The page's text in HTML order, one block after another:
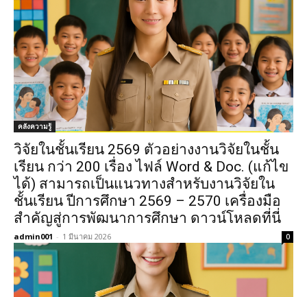
คลังความรู้
วิจัยในชั้นเรียน 2569 ตัวอย่างงานวิจัยในชั้น
เรียน กว่า 200 เรื่อง ไฟล์ Word & Doc. (แก้ไข
ได้) สามารถเป็นแนวทางสำหรับงานวิจัยใน
ชั้นเรียน ปีการศึกษา 2569 – 2570 เครื่องมือ
สำคัญสู่การพัฒนาการศึกษา ดาวน์โหลดที่นี่
admin001 - 1 มีนาคม 2026 0